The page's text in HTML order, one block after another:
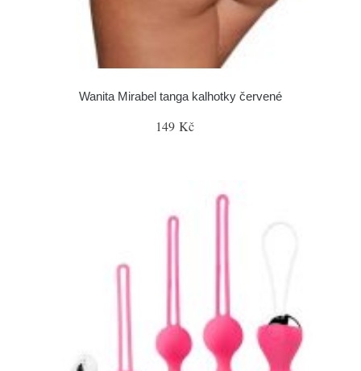
Wanita Mirabel tanga kalhotky červené
149 Kč